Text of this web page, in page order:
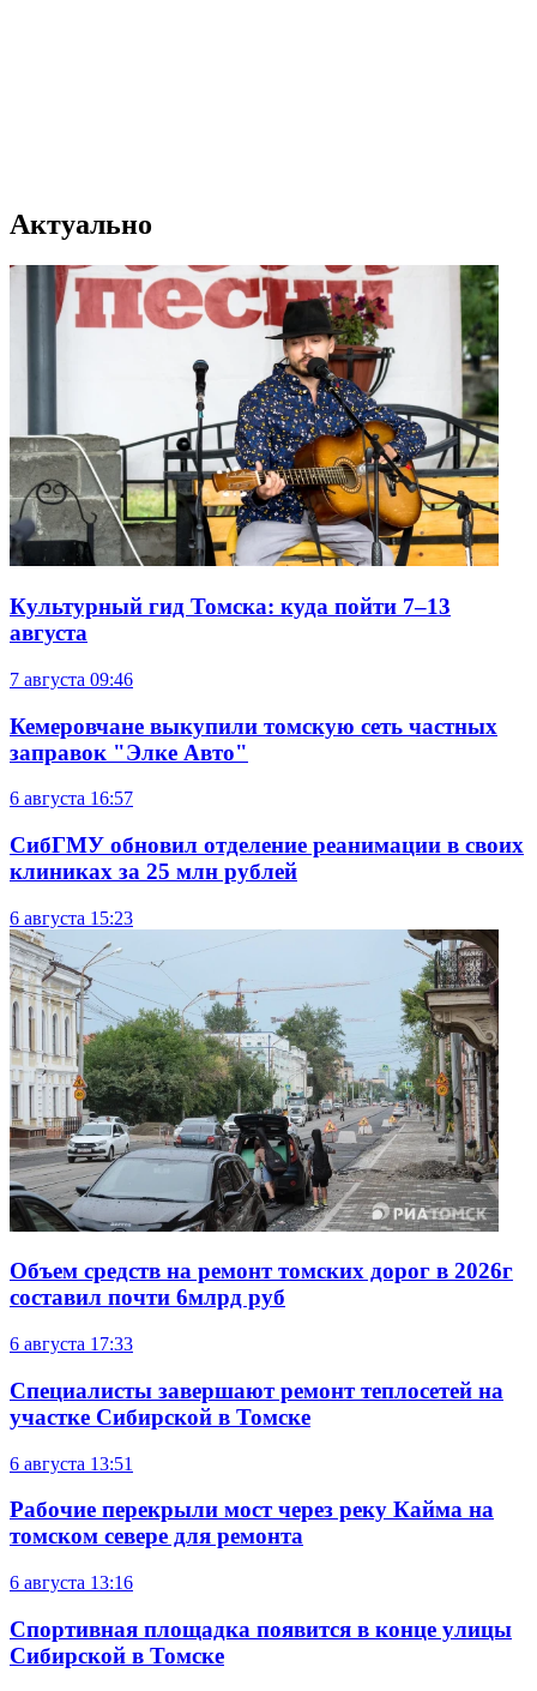
Актуально
Культурный гид Томска: куда пойти 7–13
августа
7 августа 09:46
Кемеровчане выкупили томскую сеть частных
заправок "Элке Авто"
6 августа 16:57
СибГМУ обновил отделение реанимации в своих
клиниках за 25 млн рублей
6 августа 15:23
Объем средств на ремонт томских дорог в 2026г
составил почти 6млрд руб
6 августа 17:33
Специалисты завершают ремонт теплосетей на
участке Сибирской в Томске
6 августа 13:51
Рабочие перекрыли мост через реку Кайма на
томском севере для ремонта
6 августа 13:16
Спортивная площадка появится в конце улицы
Сибирской в Томске